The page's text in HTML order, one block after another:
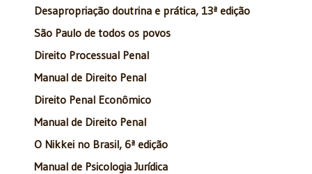
Desapropriação doutrina e prática, 13ª edição
São Paulo de todos os povos
Direito Processual Penal
Manual de Direito Penal
Direito Penal Econômico
Manual de Direito Penal
O Nikkei no Brasil, 6ª edição
Manual de Psicologia Jurídica